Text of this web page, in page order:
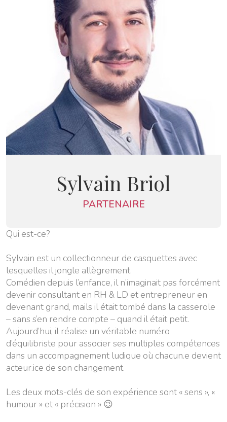
Sylvain Briol
PARTENAIRE
Qui est-ce?
Sylvain est un collectionneur de casquettes avec
lesquelles il jongle allègrement.
Comédien depuis l’enfance, il n’imaginait pas forcément
devenir consultant en RH & LD et entrepreneur en
devenant grand, mails il était tombé dans la casserole
– sans s’en rendre compte – quand il était petit.
Aujourd’hui, il réalise un véritable numéro
d’équilibriste pour associer ses multiples compétences
dans un accompagnement ludique où chacun.e devient
acteur.ice de son changement.
Les deux mots-clés de son expérience sont « sens », «
humour » et « précision » 😉